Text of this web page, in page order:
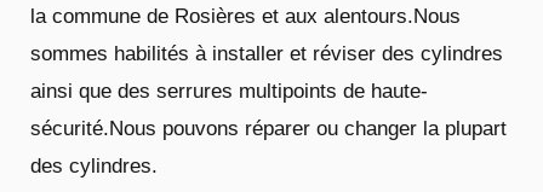
la commune de Rosières et aux alentours.Nous
sommes habilités à installer et réviser des cylindres
ainsi que des serrures multipoints de haute-
sécurité.Nous pouvons réparer ou changer la plupart
des cylindres.